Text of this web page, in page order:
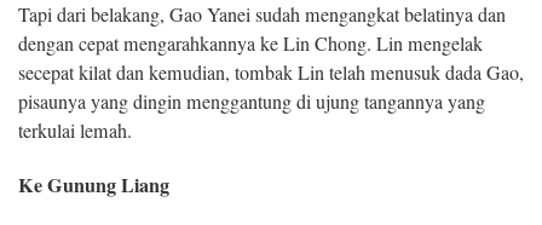
Tapi dari belakang, Gao Yanei sudah mengangkat belatinya dan
dengan cepat mengarahkannya ke Lin Chong. Lin mengelak
secepat kilat dan kemudian, tombak Lin telah menusuk dada Gao,
pisaunya yang dingin menggantung di ujung tangannya yang
terkulai lemah.
Ke Gunung Liang